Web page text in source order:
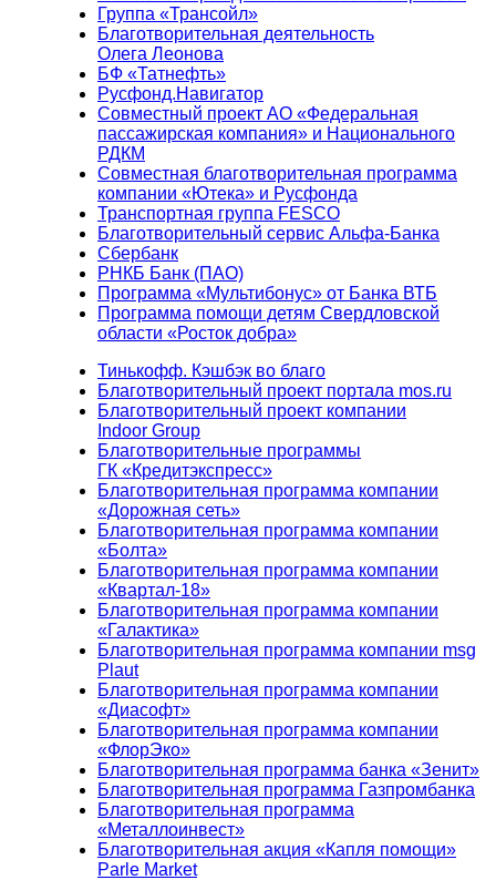
Группа «Трансойл»
Благотворительная деятельность
Олега Леонова
БФ «Татнефть»
Русфонд.Навигатор
Совместный проект АО «Федеральная
пассажирская компания» и Национального
РДКМ
Совместная благотворительная программа
компании «Ютека» и Русфонда
Транспортная группа FESCO
Благотворительный сервис Альфа-Банка
Сбербанк
РНКБ Банк (ПАО)
Программа «Мультибонус» от Банка ВТБ
Программа помощи детям Свердловской
области «Росток добра»
Тинькофф. Кэшбэк во благо
Благотворительный проект портала mos.ru
Благотворительный проект компании
Indoor Group
Благотворительные программы
ГК «Кредитэкспресс»
Благотворительная программа компании
«Дорожная сеть»
Благотворительная программа компании
«Болта»
Благотворительная программа компании
«Квартал-18»
Благотворительная программа компании
«Галактика»
Благотворительная программа компании msg
Plaut
Благотворительная программа компании
«Диасофт»
Благотворительная программа компании
«ФлорЭко»
Благотворительная программа банка «Зенит»
Благотворительная программа Газпромбанка
Благотворительная программа
«Металлоинвест»
Благотворительная акция «Капля помощи»
Parle Market